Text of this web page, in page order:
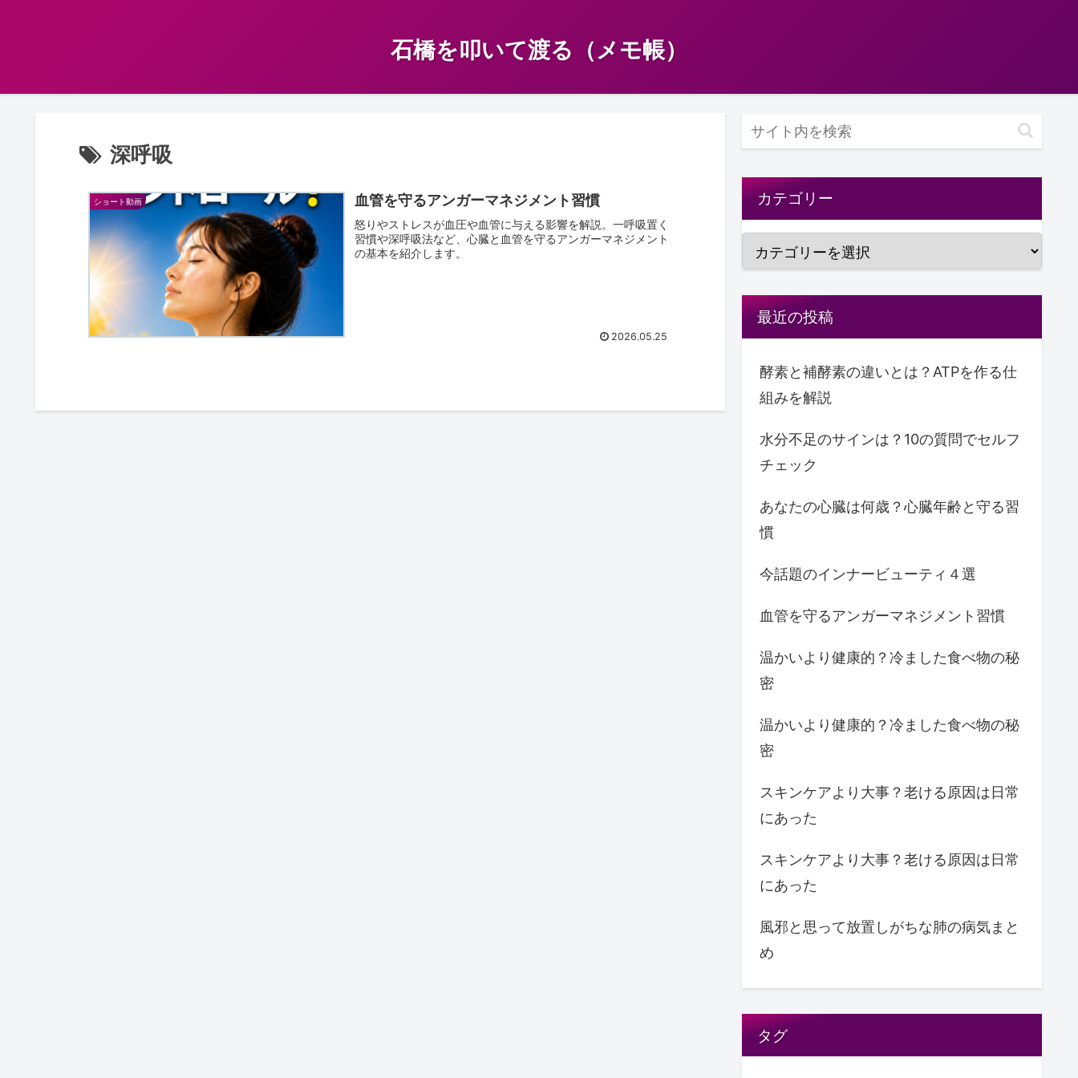
石橋を叩いて渡る（メモ帳）
深呼吸
ショート動画 血管を守るアンガーマネジメント習慣
怒りやストレスが血圧や血管に与える影響を解説。一呼吸置く
習慣や深呼吸法など、心臓と血管を守るアンガーマネジメント
の基本を紹介します。
2026.05.25
カテゴリー
最近の投稿
酵素と補酵素の違いとは？ATPを作る仕
組みを解説
水分不足のサインは？10の質問でセルフ
チェック
あなたの心臓は何歳？心臓年齢と守る習
慣
今話題のインナービューティ４選
血管を守るアンガーマネジメント習慣
温かいより健康的？冷ました食べ物の秘
密
温かいより健康的？冷ました食べ物の秘
密
スキンケアより大事？老ける原因は日常
にあった
スキンケアより大事？老ける原因は日常
にあった
風邪と思って放置しがちな肺の病気まと
め
タグ